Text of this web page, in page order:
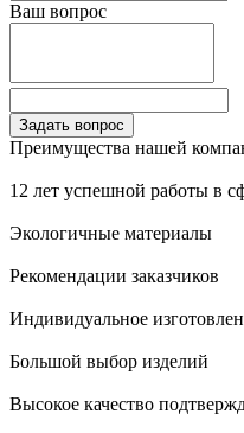
Ваш вопрос
Преимущества нашей
12 лет успешной работы в
Экологичные материалы
Рекомендации заказчиков
Индивидуальное
Большой выбор изделий
Высокое качество